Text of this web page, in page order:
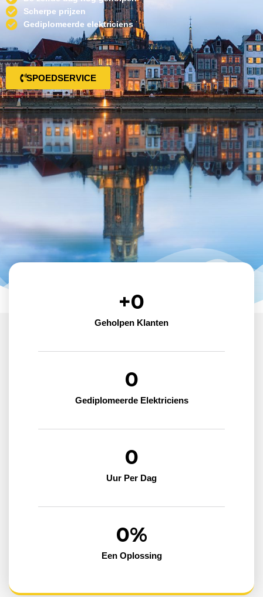
Scherpe prijzen
Gediplomeerde elektriciens
SPOEDSERVICE
Geholpen Klanten
+0
Gediplomeerde Elektriciens
0
Uur Per Dag
0
Een Oplossing
0%